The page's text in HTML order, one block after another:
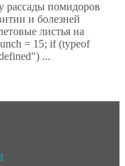
рассады помидоров
и болезней
листья на
= 15; if (typeof
...